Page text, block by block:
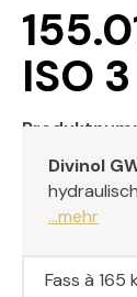
ISO 3
Divinol
...mehr
Fass à 165